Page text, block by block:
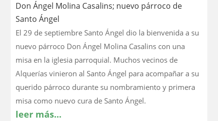
Don Ángel Molina Casalins; nuevo párroco de
Santo Ángel
El 29 de septiembre Santo Ángel dio la bienvenida a su
nuevo párroco Don Ángel Molina Casalins con una
misa en la iglesia parroquial. Muchos vecinos de
Alquerías vinieron al Santo Ángel para acompañar a su
querido párroco durante su nombramiento y primera
misa como nuevo cura de Santo Ángel.
leer más…